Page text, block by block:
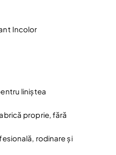
pentru abonați
și promoțiile abonându-te
Incolor
liniștea
proprie, fără
rodinare și